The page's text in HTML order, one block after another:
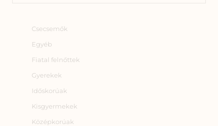
Csecsemők
Egyéb
Fiatal felnőttek
Gyerekek
Időskorúak
Kisgyermekek
Középkorúak